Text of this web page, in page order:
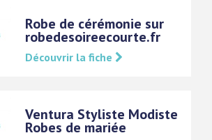
Robe de cérémonie sur
robedesoireecourte.fr
Découvrir la fiche
Ventura Styliste Modiste
Robes de mariée